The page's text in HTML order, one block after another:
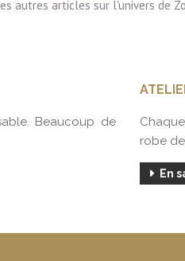
Beaucoup de
robe
En